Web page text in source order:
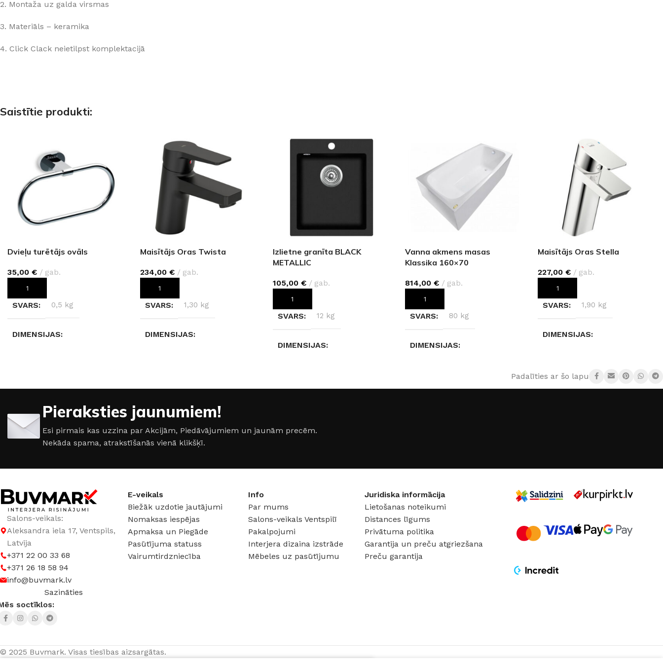
Sīkāk
PALĪGINSTRUMENTI
Lāpstiņas
2. Montaža uz galda virsmas
3. Materiāls – keramika
4. Click Clack neietilpst komplektacijā
Saistītie produkti:
Dvieļu turētājs ovāls
35,00 € gab.
PIEVIENOT GROZAM
SVARS 0,5 kg
DIMENSIJAS
KRĀSA Hroms
Maisītājs Oras Twista
234,00 € gab.
PIEVIENOT GROZAM
SVARS 1,30 kg
DIMENSIJAS
KRĀSA Melns matēts
Izlietne granīta BLACK
METALLIC
105,00 € gab.
PIEVIENOT GROZAM
SVARS 12 kg
DIMENSIJAS
MATERIĀLS
Vanna akmens masas
Klassika 160×70
814,00€ gab.
PIEVIENOT GROZAM
SVARS 80 kg
DIMENSIJAS
Maisītājs Oras Stella
227,00€ gab.
PIEVIENOT GROZAM
SVARS 1,90 kg
DIMENSIJAS
KRĀSA Hroms
Padalīties ar šo lapu:
Pieraksties jaunumiem!
Esi pirmais kas uzzina par Akcijām, Piedāvājumiem un jaunām precēm.
Nekāda spama, atrakstīšanās vienā klikšķī.
Salons-veikals:
Aleksandra iela 17, Ventspils,
Latvija
+371 22 00 33 68
+371 26 18 58 94
info@buvmark.lv
Sazināties
soctīklos:
E-veikals
Biežāk uzdotie jautājumi
Nomaksas iespējas
Apmaksa un Piegāde
Pasūtījuma statuss
Vairumtirdzniecība
Info
Par mums
Salons-veikals Ventspilī
Pakalpojumi
Interjera dizaina izstrāde
Mēbeles uz pasūtījumu
Juridiska informācija
Lietošanas noteikumi
Distances līgums
Privātuma politika
Garantija un preču atgriezšana
Preču garantija
© 2025 Buvmark. Visas tiesības aizsargātas.